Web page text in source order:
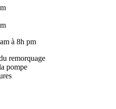
à 8h pm
remorquage
pompe